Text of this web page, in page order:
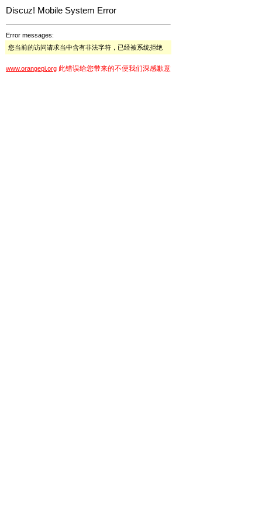
Discuz! Mobile System Error
Error messages:
您当前的访问请求当中含有非法字符，已经被系统拒绝
www.orangepi.org 此错误给您带来的不便我们深感歉意